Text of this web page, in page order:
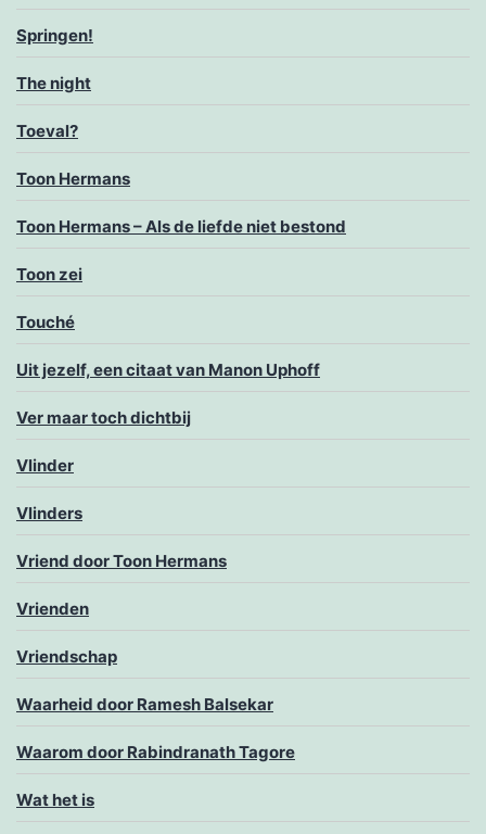
Springen!
The night
Toeval?
Toon Hermans
Toon Hermans – Als de liefde niet bestond
Toon zei
Touché
Uit jezelf, een citaat van Manon Uphoff
Ver maar toch dichtbij
Vlinder
Vlinders
Vriend door Toon Hermans
Vrienden
Vriendschap
Waarheid door Ramesh Balsekar
Waarom door Rabindranath Tagore
Wat het is